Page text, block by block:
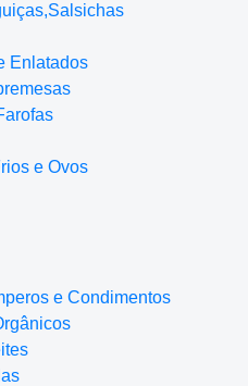
Enlatados
e Ovos
e Condimentos